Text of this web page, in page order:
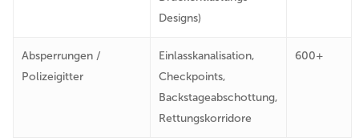
Designs)
Absperrungen /
Polizeigitter
Einlasskanalisation,
Checkpoints,
Backstageabschottung,
Rettungskorridore
600+